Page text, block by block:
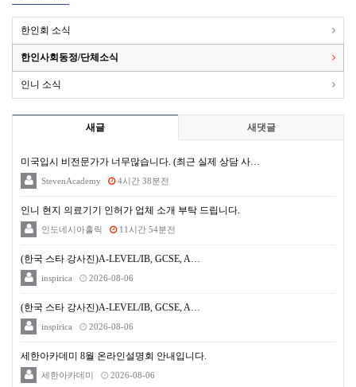
한인회 소식
한인사회동정/단체소식
인니 소식
새글 새댓글
미국입시 비전문가가 너무많습니다. (최근 실제 상담 사…
StevenAcademy 4시간 38분전
인니 현지 의료기기 인허가 업체 소개 부탁 드립니다.
인도네시아홀릭 11시간 54분전
(한국 스타 강사진)A-LEVEL/IB, GCSE, A…
inspirica 2026-08-06
(한국 스타 강사진)A-LEVEL/IB, GCSE, A…
inspirica 2026-08-06
세한아카데미 8월 온라인설명회 안내입니다.
세한아카데미 2026-08-06